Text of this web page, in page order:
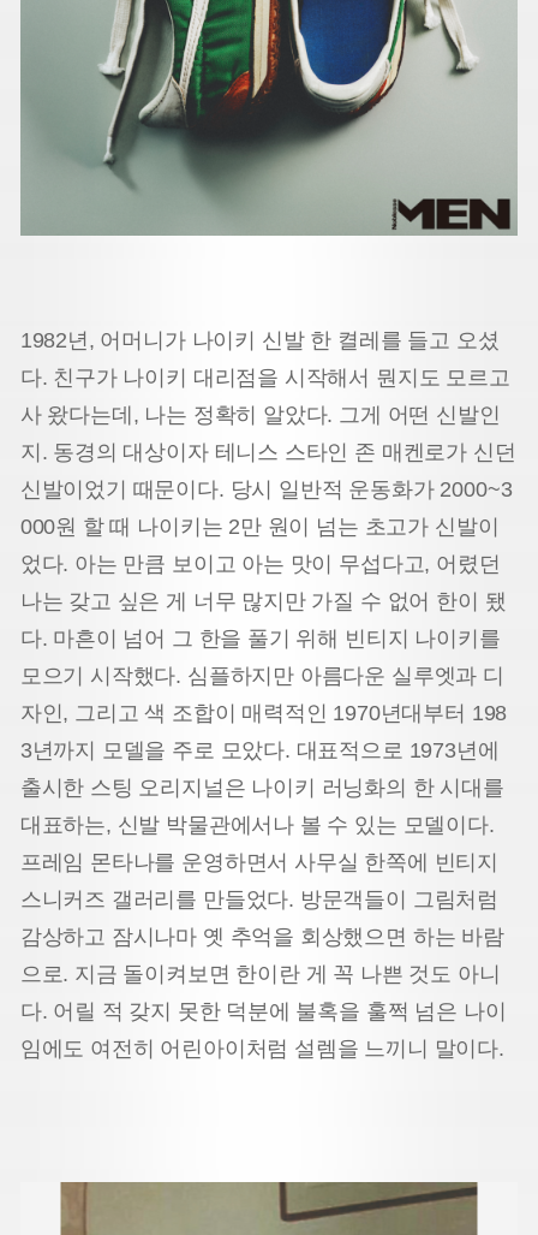
1982년, 어머니가 나이키 신발 한 켤레를 들고 오셨
다. 친구가 나이키 대리점을 시작해서 뭔지도 모르고
사 왔다는데, 나는 정확히 알았다. 그게 어떤 신발인
지. 동경의 대상이자 테니스 스타인 존 매켄로가 신던
신발이었기 때문이다. 당시 일반적 운동화가 2000~3
000원 할 때 나이키는 2만 원이 넘는 초고가 신발이
었다. 아는 만큼 보이고 아는 맛이 무섭다고, 어렸던
나는 갖고 싶은 게 너무 많지만 가질 수 없어 한이 됐
다. 마흔이 넘어 그 한을 풀기 위해 빈티지 나이키를
모으기 시작했다. 심플하지만 아름다운 실루엣과 디
자인, 그리고 색 조합이 매력적인 1970년대부터 198
3년까지 모델을 주로 모았다. 대표적으로 1973년에
출시한 스팅 오리지널은 나이키 러닝화의 한 시대를
대표하는, 신발 박물관에서나 볼 수 있는 모델이다.
프레임 몬타나를 운영하면서 사무실 한쪽에 빈티지
스니커즈 갤러리를 만들었다. 방문객들이 그림처럼
감상하고 잠시나마 옛 추억을 회상했으면 하는 바람
으로. 지금 돌이켜보면 한이란 게 꼭 나쁜 것도 아니
다. 어릴 적 갖지 못한 덕분에 불혹을 훌쩍 넘은 나이
임에도 여전히 어린아이처럼 설렘을 느끼니 말이다.